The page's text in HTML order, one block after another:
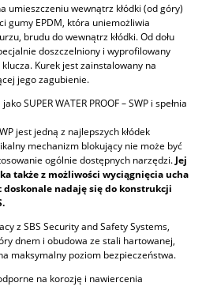
umieszczeniu wewnątrz kłódki (od góry)
gumy EPDM, która uniemożliwia
brudu do wewnątrz kłódki. Od dołu
doszczelniony i wyprofilowany
Kurek jest zainstalowany na
jego zagubienie.
SUPER WATER PROOF – SWP i spełnia
jest jedną z najlepszych kłódek
mechanizm blokujący nie może być
ogólnie dostępnych narzędzi. Jej
także z możliwości wyciągnięcia ucha
doskonale nadaję się do konstrukcji
z SBS Security and Safety Systems,
dnem i obudowa ze stali hartowanej,
maksymalny poziom bezpieczeństwa.
na korozję i nawiercenia